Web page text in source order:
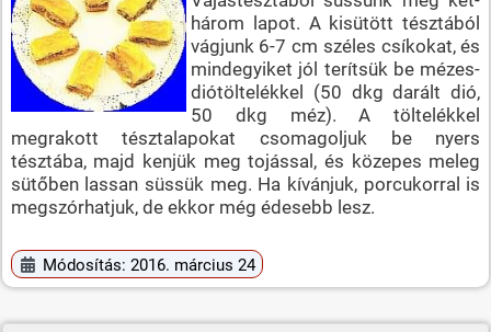
három lapot. A kisütött tésztából
vágjunk 6-7 cm széles csíkokat, és
mindegyiket jól terítsük be mézes-
diótöltelékkel (50 dkg darált dió,
50 dkg méz). A töltelékkel
megrakott tésztalapokat csomagoljuk be nyers
tésztába, majd kenjük meg tojással, és közepes meleg
sütőben lassan süssük meg. Ha kívánjuk, porcukorral is
megszórhatjuk, de ekkor még édesebb lesz.
Módosítás: 2016. március 24